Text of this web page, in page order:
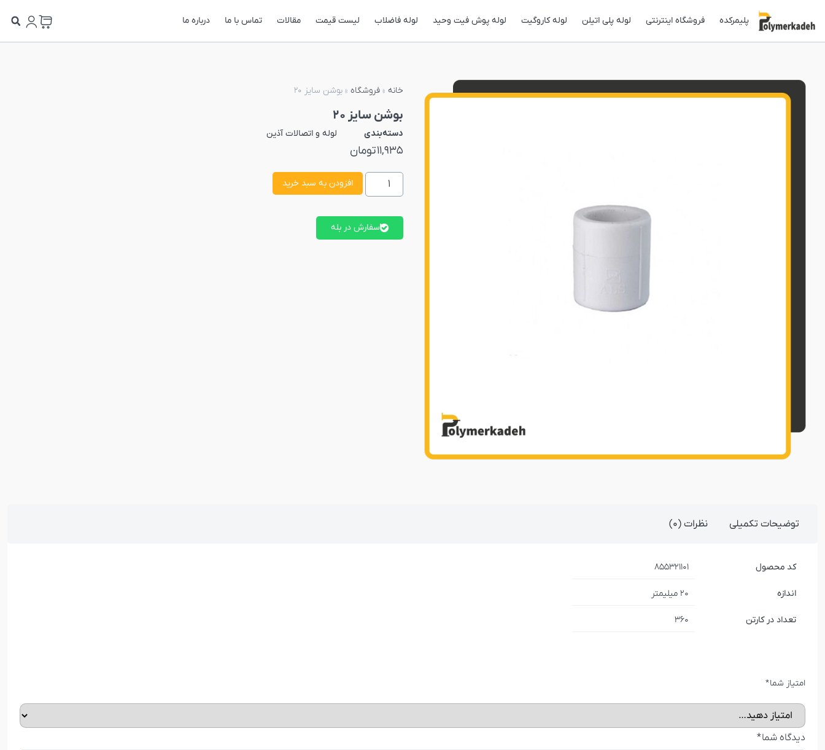
پلیمرکده فروشگاه اینترنتی لوله پلی اتیلن لوله کاروگیت لوله پوش فیت وحید لوله فاضلاب لیست قیمت مقالات تماس با ما درباره ما
خانه » فروشگاه » بوشن سایز 20
بوشن سایز 20
دسته‌بندی لوله و اتصالات آذین
11,935تومان
افزودن به سبد خرید
سفارش در بله
توضیحات تکمیلی نظرات (0)
کد محصول 855321101
اندازه 20 میلیمتر
تعداد در کارتن 360
امتیاز شما*
دیدگاه شما*